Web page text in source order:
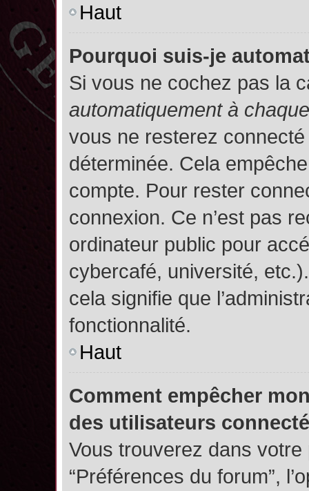
Haut
Pourquoi suis-je
Si vous ne cochez pas la
automatiquement à
vous ne resterez
déterminée. Cela
compte. Pour rester
connexion. Ce n’est pas
ordinateur public pour
cybercafé, université,
cela signifie que
fonctionnalité.
Haut
Comment empêcher
des utilisateurs
Vous trouverez dans votre
“Préférences du forum”,